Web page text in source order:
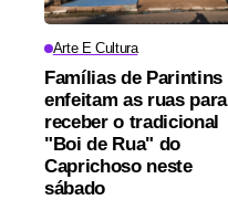
Arte E Cultura
Famílias de Parintins
enfeitam as ruas para
receber o tradicional
"Boi de Rua" do
Caprichoso neste
sábado